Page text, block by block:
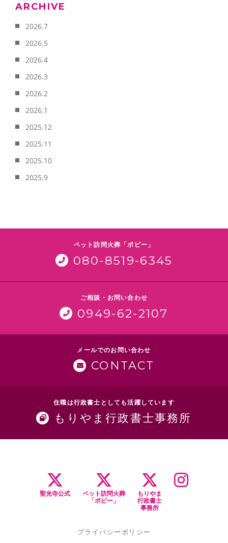
ARCHIVE
2026.7
2026.5
2026.4
2026.3
2026.2
2026.1
2025.12
2025.11
2025.10
2025.9
ペット訪問火葬「ポピー」
080-8519-6345
ご相談・お問い合わせ
0949-62-2107
メールでのお問い合わせ
CONTACT
住職は行政書士としても活躍しています
もりやま行政書士事務所
聖光寺公式
ペット訪問火葬
「ポピー」
もりやま
行政書士
事務所
プライバシーポリシー